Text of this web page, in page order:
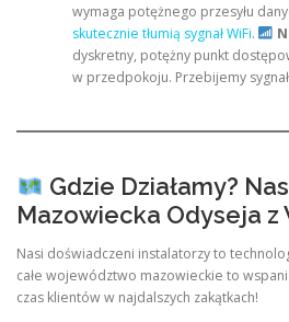
wymaga potężnego przesyłu
skutecznie tłumią sygnał WiFi.
dyskretny, potężny punkt
w przedpokoju. Przebijemy
Gdzie Działamy?
Mazowiecka Odyseja z
Nasi doświadczeni instalatorzy to
całe województwo mazowieckie to
czas klientów w najdalszych zakątkach!